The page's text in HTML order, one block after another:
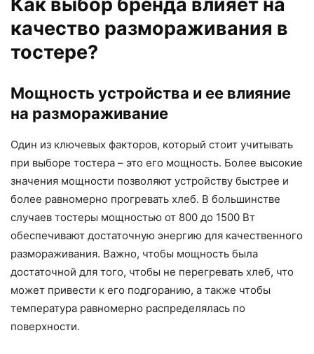
качество размораживания в
тостере?
Мощность устройства и ее влияние
на размораживание
Один из ключевых факторов, который стоит учитывать
при выборе тостера – это его мощность. Более высокие
значения мощности позволяют устройству быстрее и
более равномерно прогревать хлеб. В большинстве
случаев тостеры мощностью от 800 до 1500 Вт
обеспечивают достаточную энергию для качественного
размораживания. Важно, чтобы мощность была
достаточной для того, чтобы не перегревать хлеб, что
может привести к его подгоранию, а также чтобы
температура равномерно распределялась по
поверхности.